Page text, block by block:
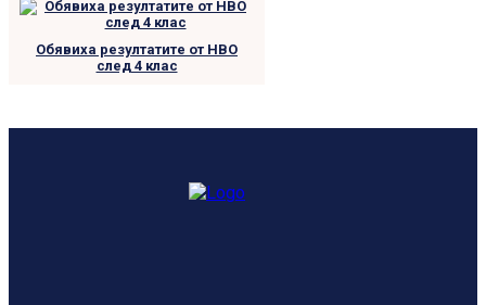
Обявиха резултатите от НВО
след 4 клас